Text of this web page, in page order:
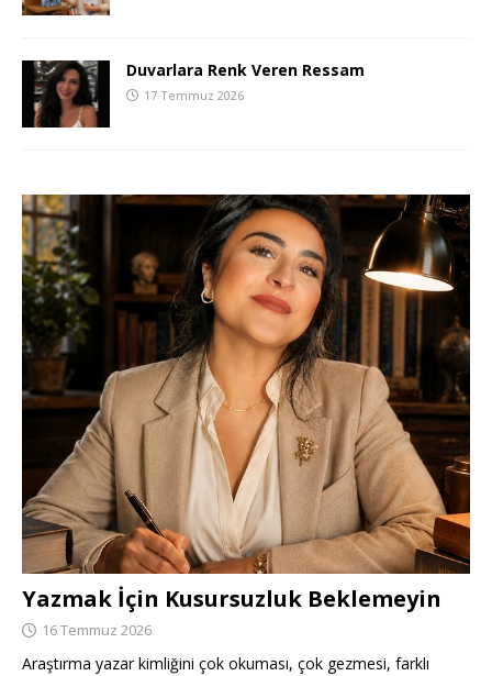
Duvarlara Renk Veren Ressam
17 Temmuz 2026
Yazmak İçin Kusursuzluk Beklemeyin
16 Temmuz 2026
Araştırma yazar kimliğini çok okuması, çok gezmesi, farklı